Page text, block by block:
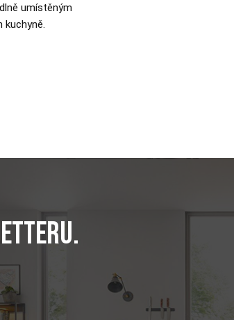
umístěným
kuchyně.